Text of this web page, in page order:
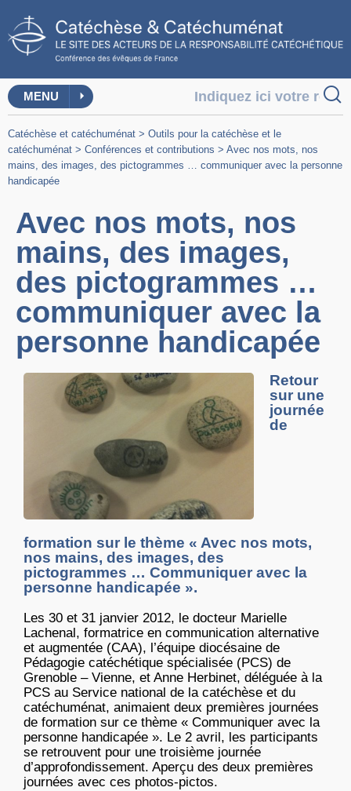
MENU
Catéchèse et catéchuménat > Outils pour la catéchèse et le
catéchuménat > Conférences et contributions > Avec nos mots, nos
mains, des images, des pictogrammes … communiquer avec la personne
handicapée
Avec nos mots, nos
mains, des images,
des pictogrammes …
communiquer avec la
personne handicapée
Retour
sur une
journée
de
formation sur le thème « Avec nos mots,
nos mains, des images, des
pictogrammes … Communiquer avec la
personne handicapée ».
Les 30 et 31 janvier 2012, le docteur Marielle
Lachenal, formatrice en communication alternative
et augmentée (CAA), l’équipe diocésaine de
Pédagogie catéchétique spécialisée (PCS) de
Grenoble – Vienne, et Anne Herbinet, déléguée à la
PCS au Service national de la catéchèse et du
catéchuménat, animaient deux premières journées
de formation sur ce thème « Communiquer avec la
personne handicapée ». Le 2 avril, les participants
se retrouvent pour une troisième journée
d’approfondissement. Aperçu des deux premières
journées avec ces photos-pictos.